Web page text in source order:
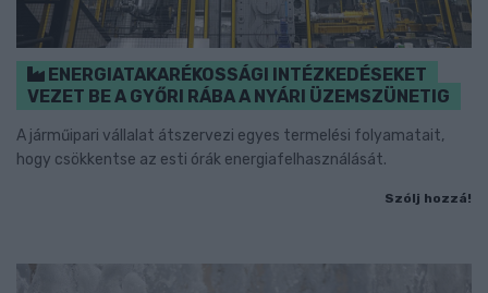
ENERGIATAKARÉKOSSÁGI INTÉZKEDÉSEKET
VEZET BE A GYŐRI RÁBA A NYÁRI ÜZEMSZÜNETIG
A járműipari vállalat átszervezi egyes termelési folyamatait,
hogy csökkentse az esti órák energiafelhasználását.
Szólj hozzá!